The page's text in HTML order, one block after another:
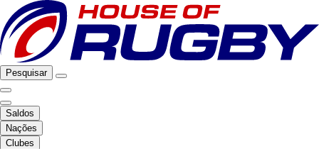
Pesquisar
Saldos
Nações
Clubes